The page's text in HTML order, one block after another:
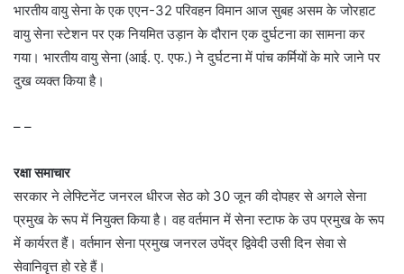
भारतीय वायु सेना के एक एएन-32 परिवहन विमान आज सुबह असम के जोरहाट
वायु सेना स्टेशन पर एक नियमित उड़ान के दौरान एक दुर्घटना का सामना कर
गया। भारतीय वायु सेना (आई. ए. एफ.) ने दुर्घटना में पांच कर्मियों के मारे जाने पर
दुख व्यक्त किया है।
– –
रक्षा समाचार
सरकार ने लेफ्टिनेंट जनरल धीरज सेठ को 30 जून की दोपहर से अगले सेना
प्रमुख के रूप में नियुक्त किया है। वह वर्तमान में सेना स्टाफ के उप प्रमुख के रूप
में कार्यरत हैं। वर्तमान सेना प्रमुख जनरल उपेंद्र द्विवेदी उसी दिन सेवा से
सेवानिवृत्त हो रहे हैं।